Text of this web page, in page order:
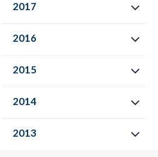
2017
2016
2015
2014
2013